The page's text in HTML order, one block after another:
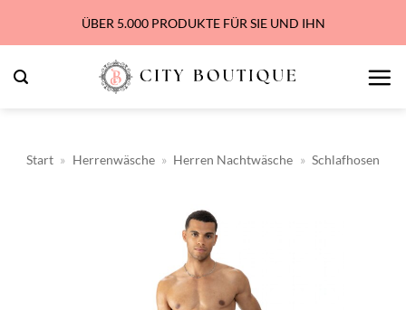
springen
ÜBER 5.000 PRODUKTE FÜR SIE UND IHN
Start » Herrenwäsche » Herren Nachtwäsche » Schlafhosen